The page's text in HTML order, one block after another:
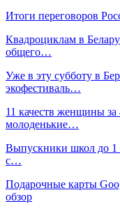
Итоги переговоров
Квадроциклам в
общего…
Уже в эту субботу в
экофестиваль…
11 качеств женщины
молоденькие…
Выпускники школ до 1
с…
Подарочные карты
обзор